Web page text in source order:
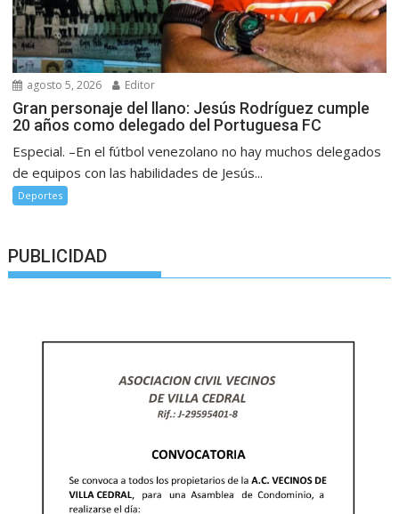
agosto 5, 2026 Editor
Gran personaje del llano: Jesús Rodríguez cumple
20 años como delegado del Portuguesa FC
Especial. –En el fútbol venezolano no hay muchos delegados
de equipos con las habilidades de Jesús...
Deportes
PUBLICIDAD